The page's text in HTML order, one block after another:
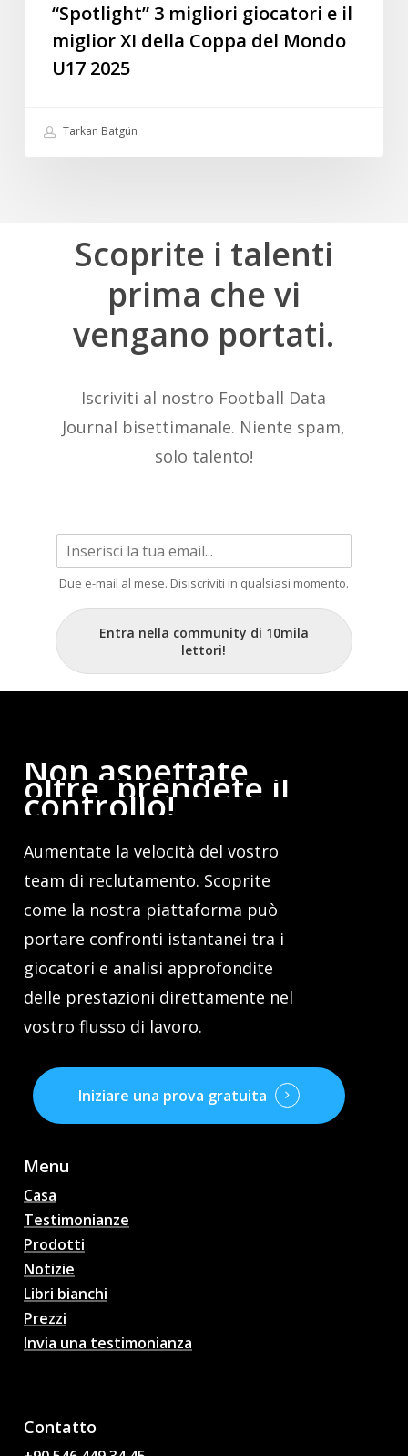
“Spotlight” 3 migliori giocatori e il
miglior XI della Coppa del Mondo
U17 2025
Tarkan Batgün
Scoprite i talenti
prima che vi
vengano portati.
Iscriviti al nostro Football Data
Journal bisettimanale. Niente spam,
solo talento!
Due e-mail al mese. Disiscriviti in qualsiasi momento.
Entra nella community di 10mila
lettori!
Non aspettate
oltre,prendete il
controllo!
Aumentate la velocità del vostro
team di reclutamento. Scoprite
come la nostra piattaforma può
portare confronti istantanei tra i
giocatori e analisi approfondite
delle prestazioni direttamente nel
vostro flusso di lavoro.
Iniziare una prova gratuita
Menu
Casa
Testimonianze
Prodotti
Notizie
Libri bianchi
Prezzi
Invia una testimonianza
Contatto